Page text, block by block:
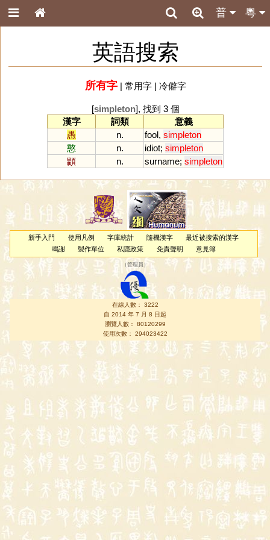
粵
普
英語搜索
所有字| 常用字| 冷僻字
[simpleton], 找到 3 個
漢字
詞類
意義
愚
n. fool, simpleton
憨
n. idiot; simpleton
顓
n. surname; simpleton
新手入門 使用凡例 字庫統計 隨機漢字
最近被搜索的漢字
鳴謝
製作單位 私隱政策 免責聲明 意見簿
（管理員 ）
在線人數： 3222
自 2014 年 7 月 8 日起
瀏覽人數： 80120299
使用次數： 294023422